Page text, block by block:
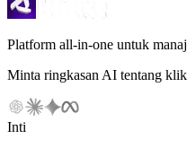
Platform all-in-one untuk
Minta ringkasan AI tentang
Inti